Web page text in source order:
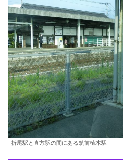
折尾駅と直方駅の間にある筑前植木駅